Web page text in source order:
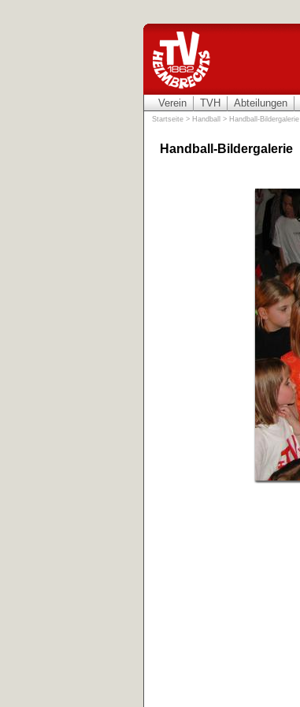
Verein TVH Abteilungen
Startseite > Handball > Handball-Bildergalerie
Handball-Bildergalerie